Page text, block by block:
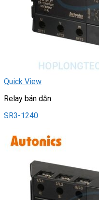
Quick View
Relay bán dẫn
SR3-1240